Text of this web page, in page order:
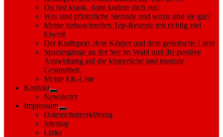
Du bist krank, dann kuriere dich aus!
Was sind pflanzliche Steroide und wozu sind sie gut?
Meine turboschnellen Top-Rezepte mit richtig viel
Eiweiß
Der Kraftsport, dein Körper und dein genetische Limit
Spaziergänge an der See im Wald und die positive
Auswirkung auf die körperliche und mentale
Gesundheit.
Meine EK-Liste
Kontakt
Show
sub
menu
Newsletter
Impressum
Show
sub
menu
Datenschutzerklärung
Sitemap
Links